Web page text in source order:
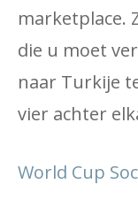
marketplace.
die u moet
naar Turkije
vier achter
World Cup